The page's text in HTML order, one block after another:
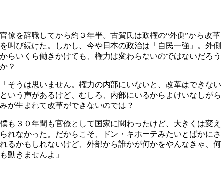
官僚を辞職してから約３年半。古賀氏は政権の“外側”から改革
を叫び続けた。しかし、今や日本の政治は「自民一強」。外側
からいくら働きかけても、権力は変わらないのではないだろう
か？
「そうは思いません。権力の内部にいないと、改革はできない
という声があるけど、むしろ、内部にいるからよけいなしがら
みが生まれて改革ができないのでは？
僕も３０年間も官僚として国家に関わったけど、大きくは変え
られなかった。だからこそ、ドン・キホーテみたいとばかにさ
れるかもしれないけど、外部から誰かが何かをやんなきゃ、何
も動きませんよ」